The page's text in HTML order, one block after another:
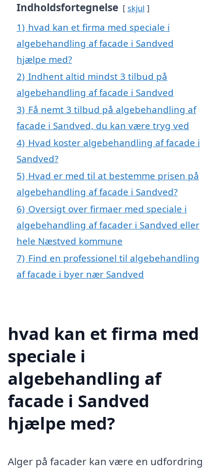
Indholdsfortegnelse skjul
1) hvad kan et firma med speciale i
algebehandling af facade i Sandved
hjælpe med?
2) Indhent altid mindst 3 tilbud på
algebehandling af facade i Sandved
3) Få nemt 3 tilbud på algebehandling af
facade i Sandved, du kan være tryg ved
4) Hvad koster algebehandling af facade i
Sandved?
5) Hvad er med til at bestemme prisen på
algebehandling af facade i Sandved?
6) Oversigt over firmaer med speciale i
algebehandling af facader i Sandved eller
hele Næstved kommune
7) Find en professionel til algebehandling
af facade i byer nær Sandved
hvad kan et firma med
speciale i
algebehandling af
facade i Sandved
hjælpe med?
Alger på facader kan være en udfordring